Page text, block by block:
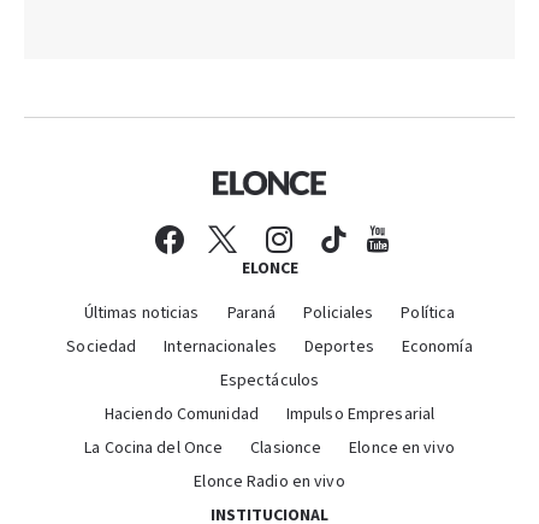
ELONCE
Últimas noticias Paraná Policiales
Política
Sociedad
Internacionales Deportes
Economía
Espectáculos
Haciendo Comunidad
Impulso Empresarial
La Cocina del Once
Clasionce
Elonce en vivo
Elonce Radio en vivo
INSTITUCIONAL